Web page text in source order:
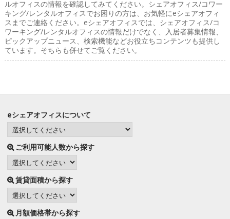
ルオフィスの情報を確認してみてください。シェアオフィス/コワー
キング/レンタルオフィスでお困りの方は、お気軽にeシェアオフィ
スまでご連絡ください。eシェアオフィスでは、シェアオフィス/コ
ワーキング/レンタルオフィスの情報だけでなく、入居者募集情報、
ピックアップニュース、検索機能などお役立ちコンテンツも提供し
ています。そちらも併せてご覧ください。
eシェアオフィスについて
ご利用可能人数から探す
賃貸面積から探す
月額価格帯から探す